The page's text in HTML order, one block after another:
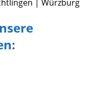
| Würzburg